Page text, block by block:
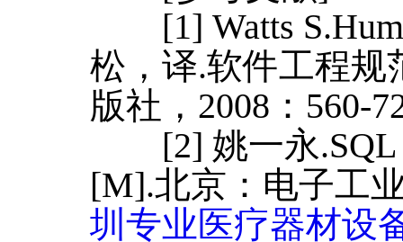
[1] Watts
松，译.软件工程
版社，2008：560-
[2] 姚一永.SQL
[M].北京：电子工
圳专业医疗器材设